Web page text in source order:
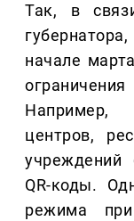
Так, в
начале
Например,
центров,
учреждений
QR-коды.
режима